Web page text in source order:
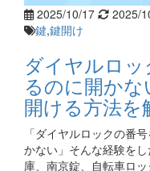
2025/10/17
2025/
鍵,鍵開け
ダイヤルロ
るのに開か
開ける方法を
「ダイヤルロックの番
かない」そんな経験を
庫、南京錠、自転車ロ